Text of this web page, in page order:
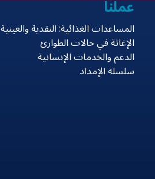
عملنا
المساعدات الغذائية: النقدية والعينية
الإغاثة في حالات الطوارئ
الدعم والخدمات الإنسانية
سلسلة الإمداد